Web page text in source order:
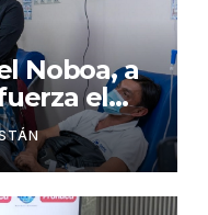
Noboa, a
el
insulina
de